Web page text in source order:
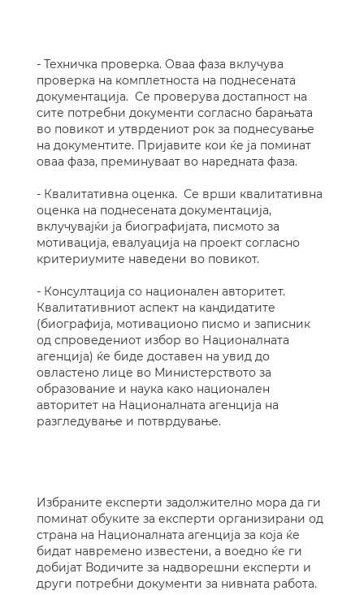
- Техничка проверка. Оваа фаза вклучува
проверка на комплетноста на поднесената
документација. Се проверува достапност на
сите потребни документи согласно барањата
во повикот и утврдениот рок за поднесување
на документите. Пријавите кои ќе ја поминат
оваа фаза, преминуваат во наредната фаза.
- Квалитативна оценка. Се врши квалитативна
оценка на поднесената документација,
вклучувајќи ја биографијата, писмото за
мотивација, евалуација на проект согласно
критериумите наведени во повикот.
- Консултација со национален авторитет.
Квалитативниот аспект на кандидатите
(биографија, мотивационо писмо и записник
од спроведениот избор во Националната
агенција) ќе биде доставен на увид до
овластено лице во Министерството за
образование и наука како национален
авторитет на Националната агенција на
разгледување и потврдување.
Избраните експерти задолжително мора да ги
поминат обуките за експерти организирани од
страна на Националната агенција за која ќе
бидат навремено известени, а воедно ќе ги
добијат Водичите за надворешни експерти и
други потребни документи за нивната работа.